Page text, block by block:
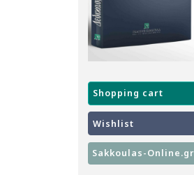
Shopping cart
Wishlist
Sakkoulas-Online.gr